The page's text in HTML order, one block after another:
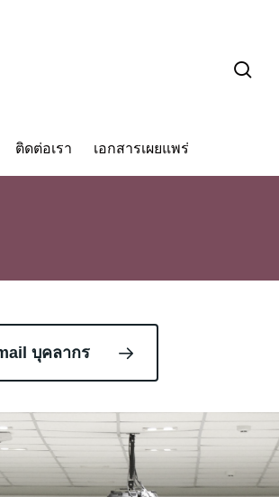
ติดต่อเรา เอกสารเผยแพร่
บุคลากร